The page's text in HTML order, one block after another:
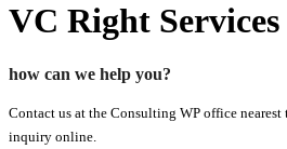
VC Right
how can we help you?
Contact us at the Consulting WP office nearest
inquiry online.